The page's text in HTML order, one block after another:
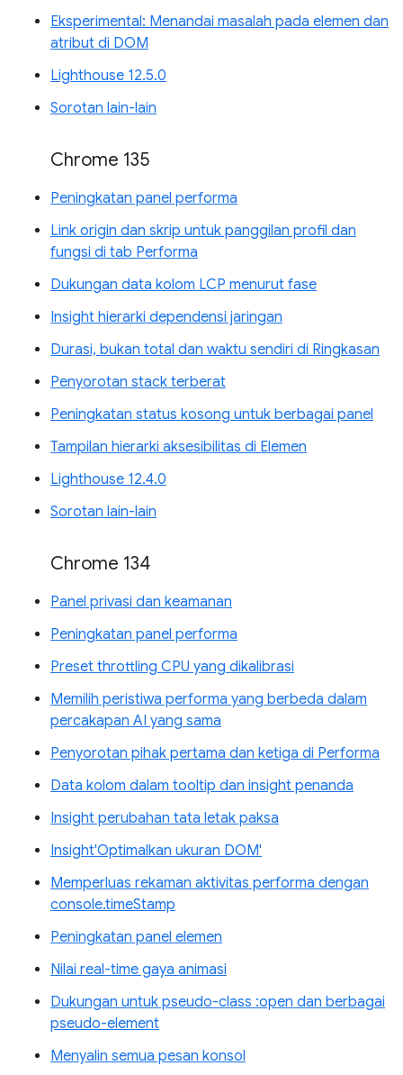
Eksperimental: Menandai masalah pada elemen dan
atribut di DOM
Lighthouse 12.5.0
Sorotan lain-lain
Chrome 135
Peningkatan panel performa
Link origin dan skrip untuk panggilan profil dan
fungsi di tab Performa
Dukungan data kolom LCP menurut fase
Insight hierarki dependensi jaringan
Durasi, bukan total dan waktu sendiri di Ringkasan
Penyorotan stack terberat
Peningkatan status kosong untuk berbagai panel
Tampilan hierarki aksesibilitas di Elemen
Lighthouse 12.4.0
Sorotan lain-lain
Chrome 134
Panel privasi dan keamanan
Peningkatan panel performa
Preset throttling CPU yang dikalibrasi
Memilih peristiwa performa yang berbeda dalam
percakapan AI yang sama
Penyorotan pihak pertama dan ketiga di Performa
Data kolom dalam tooltip dan insight penanda
Insight perubahan tata letak paksa
Insight'Optimalkan ukuran DOM'
Memperluas rekaman aktivitas performa dengan
console.timeStamp
Peningkatan panel elemen
Nilai real-time gaya animasi
Dukungan untuk pseudo-class :open dan berbagai
pseudo-element
Menyalin semua pesan konsol